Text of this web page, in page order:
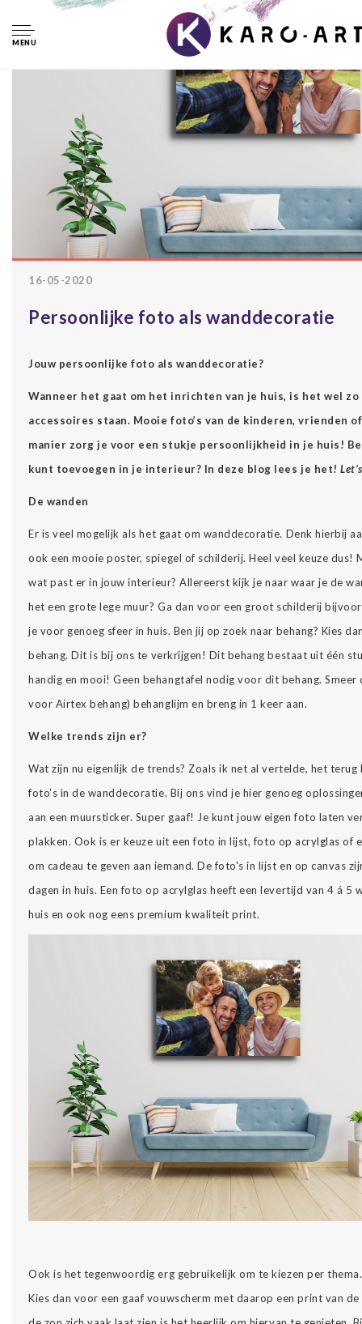
MENU
Persoonlijke foto als wanddecoratie
Persoonlijke foto
als wanddecoratie
16-05-2020
Persoonlijke foto als wanddecoratie
Jouw persoonlijke foto als wanddecoratie?
Wanneer het gaat om het inrichten van je huis, is het wel
accessoires staan. Mooie foto’s van de kinderen, vrienden
manier zorg je voor een stukje persoonlijkheid in je huis!
kunt toevoegen in je interieur? In deze blog lees je het!
De wanden
Er is veel mogelijk als het gaat om wanddecoratie. Denk hierbij
ook een mooie poster, spiegel of schilderij. Heel veel keuze dus!
wat past er in jouw interieur? Allereerst kijk je naar waar je de
het een grote lege muur? Ga dan voor een groot schilderij
je voor genoeg sfeer in huis. Ben jij op zoek naar behang? Kies
behang. Dit is bij ons te verkrijgen! Dit behang bestaat uit één
handig en mooi! Geen behangtafel nodig voor dit behang. Smeer
voor Airtex behang) behanglijm en breng in 1 keer aan.
Welke trends zijn er?
Wat zijn nu eigenlijk de trends? Zoals ik net al vertelde, het
foto’s in de wanddecoratie. Bij ons vind je hier genoeg
aan een muursticker. Super gaaf! Je kunt jouw eigen foto laten
plakken. Ook is er keuze uit een foto in lijst, foto op acrylglas of
om cadeau te geven aan iemand. De foto's in lijst en op canvas
dagen in huis. Een foto op acrylglas heeft een levertijd van 4 á 5
huis en ook nog eens premium kwaliteit print.
Ook is het tegenwoordig erg gebruikelijk om te kiezen per
Kies dan voor een gaaf vouwscherm met daarop een print van